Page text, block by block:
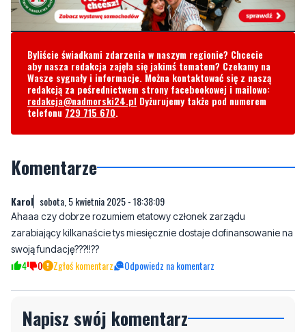
Byliście świadkami zdarzenia w naszym regionie? Chcecie
aby nasza redakcja zajęła się jakimś tematem? Czekamy na
Wasze sygnały i informacje. Można kontaktować się z naszą
redakcją za pośrednictwem strony facebookowej i mailowo:
redakcja@nadmorski24.pl Dyżurujemy także pod numerem
telefonu 729 715 670.
Komentarze
Karol sobota, 5 kwietnia 2025 - 18:38:09
Ahaaa czy dobrze rozumiem etatowy członek zarządu
zarabiający kilkanaście tys miesięcznie dostaje dofinansowanie na
swoją fundację???!!??
4 0 Zgłoś komentarz Odpowiedz na komentarz
Napisz swój komentarz